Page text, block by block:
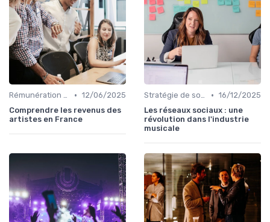
Rémunération des artistes • 12/06/2025
Comprendre les revenus des
artistes en France
Stratégie de sortie et promotion • 16/12/2025
Les réseaux sociaux : une
révolution dans l'industrie
musicale